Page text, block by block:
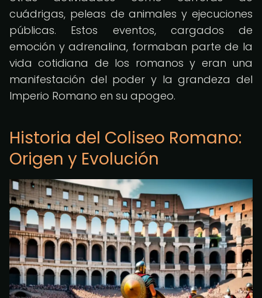
cuádrigas, peleas de animales y ejecuciones
públicas. Estos eventos, cargados de
emoción y adrenalina, formaban parte de la
vida cotidiana de los romanos y eran una
manifestación del poder y la grandeza del
Imperio Romano en su apogeo.
Historia del Coliseo Romano:
Origen y Evolución